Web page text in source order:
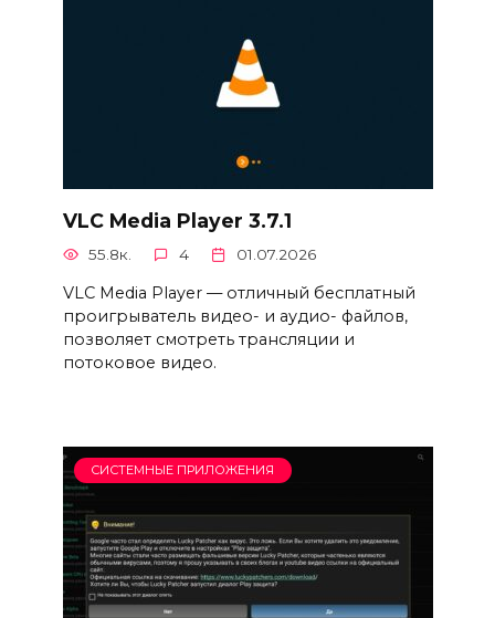
VLC Media Player 3.7.1
55.8к. 4 01.07.2026
VLC Media Player — отличный бесплатный
проигрыватель видео- и аудио- файлов,
позволяет смотреть трансляции и
потоковое видео.
СИСТЕМНЫЕ ПРИЛОЖЕНИЯ